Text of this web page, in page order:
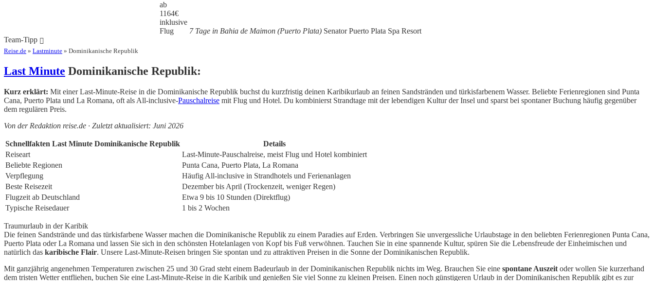
ab
1164€
inklusive
Flug
7 Tage in Bahia de Maimon (Puerto Plata) Senator Puerto Plata Spa Resort
Team-Tipp
Reise.de » Lastminute » Dominikanische Republik
Last Minute Dominikanische Republik:
Kurz erklärt: Mit einer Last-Minute-Reise in die Dominikanische Republik buchst du kurzfristig deinen Karibikurlaub an feinen Sandstränden und türkisfarbenem Wasser. Beliebte Ferienregionen sind Punta
Cana, Puerto Plata und La Romana, oft als All-inclusive-Pauschalreise mit Flug und Hotel. Du kombinierst Strandtage mit der lebendigen Kultur der Insel und sparst bei spontaner Buchung häufig gegenüber
dem regulären Preis.
Von der Redaktion reise.de · Zuletzt aktualisiert: Juni 2026
Schnellfakten Last Minute Dominikanische Republik
Details
Reiseart
Last-Minute-Pauschalreise, meist Flug und Hotel kombiniert
Beliebte Regionen
Punta Cana, Puerto Plata, La Romana
Verpflegung
Häufig All-inclusive in Strandhotels und Ferienanlagen
Beste Reisezeit
Dezember bis April (Trockenzeit, weniger Regen)
Flugzeit ab Deutschland
Etwa 9 bis 10 Stunden (Direktflug)
Typische Reisedauer
1 bis 2 Wochen
Traumurlaub in der Karibik
Die feinen Sandstrände und das türkisfarbene Wasser machen die Dominikanische Republik zu einem Paradies auf Erden. Verbringen Sie unvergessliche Urlaubstage in den beliebten Ferienregionen Punta Cana,
Puerto Plata oder La Romana und lassen Sie sich in den schönsten Hotelanlagen von Kopf bis Fuß verwöhnen. Tauchen Sie in eine spannende Kultur, spüren Sie die Lebensfreude der Einheimischen und
natürlich das karibische Flair. Unsere Last-Minute-Reisen bringen Sie spontan und zu attraktiven Preisen in die Sonne der Dominikanischen Republik.
Mit ganzjährig angenehmen Temperaturen zwischen 25 und 30 Grad steht einem Badeurlaub in der Dominikanischen Republik nichts im Weg. Brauchen Sie eine spontane Auszeit oder wollen Sie kurzerhand
dem tristen Wetter entfliehen, buchen Sie eine Last-Minute-Reise in die Karibik und genießen Sie viel Sonne zu kleinen Preisen. Einen noch günstigeren Urlaub in der Dominikanischen Republik gibt es zur